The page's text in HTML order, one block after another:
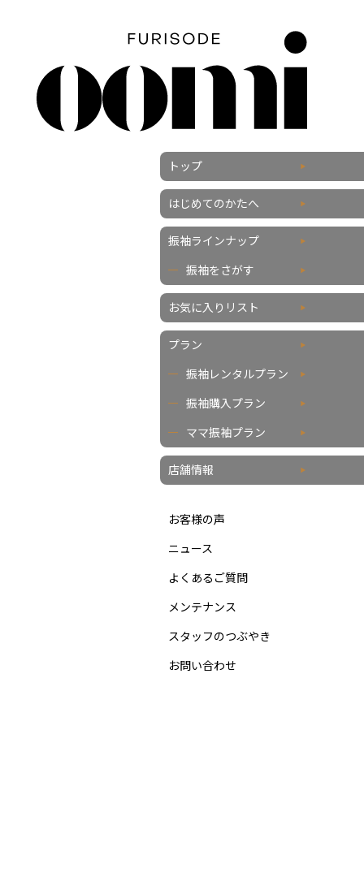
トップ
はじめてのかたへ
振袖ラインナップ
振袖をさがす
お気に入りリスト
プラン
振袖レンタルプラン
振袖購入プラン
ママ振袖プラン
店舗情報
お客様の声
ニュース
よくあるご質問
メンテナンス
スタッフのつぶやき
お問い合わせ